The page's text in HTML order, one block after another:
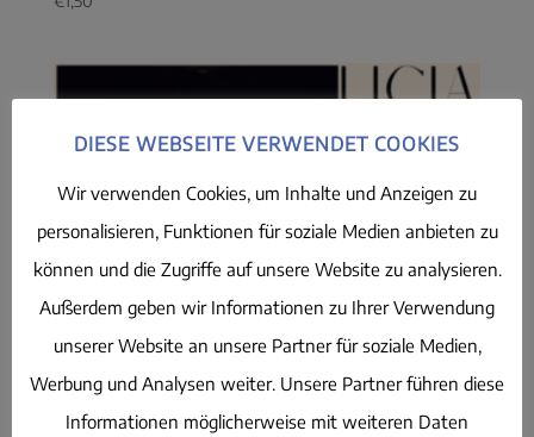
DIESE WEBSEITE VERWENDET COOKIES
Wir verwenden Cookies, um Inhalte und Anzeigen zu
personalisieren, Funktionen für soziale Medien anbieten zu
können und die Zugriffe auf unsere Website zu analysieren.
Außerdem geben wir Informationen zu Ihrer Verwendung
unserer Website an unsere Partner für soziale Medien,
Werbung und Analysen weiter. Unsere Partner führen diese
Informationen möglicherweise mit weiteren Daten